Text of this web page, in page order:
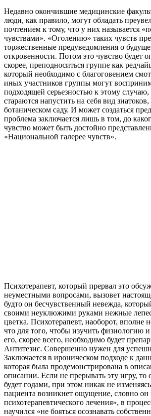
Недавно окончившие медицинские
люди, как правило, могут обладать
почтением к тому, что у них называется
чувствами». «Оголению» таких чувств
торжественные предуведомления о
откровенности. Потом это чувство будет
скорее, преподноситься группе как
который необходимо с благоговением
иных участников группы могут
подходящей серьезностью к этому
стараются напустить на себя вид
ботаническом саду. И может создаться
проблема заключается лишь в том, до
чувство может быть достойно
«Национальной галерее чувств».
Психотерапевт, который прервал это
неуместными вопросами, вызовет
будто он бесчувственный невежда,
своими неуклюжими руками нежные
цветка. Психотерапевт, наоборот, вполне
что для того, чтобы изучить физиологию
его, скорее всего, необходимо будет
Антитезис. Совершенно нужен для
Заключается в ироническом подходе к
которая была продемонстрирована в
описании. Если не прерывать эту игру, то
будет годами, при этом никак не
пациента возникнет ощущение, словно
психотерапевтического лечения», в
научился «не бояться осознавать